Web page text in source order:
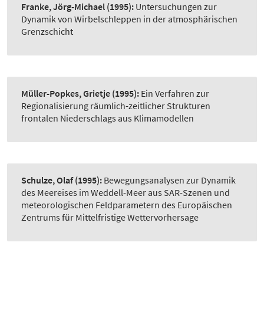
Franke, Jörg-Michael (1995): Untersuchungen zur
Dynamik von Wirbelschleppen in der atmosphärischen
Grenzschicht
Müller-Popkes, Grietje (1995): Ein Verfahren zur
Regionalisierung räumlich-zeitlicher Strukturen
frontalen Niederschlags aus Klimamodellen
Schulze, Olaf (1995): Bewegungsanalysen zur Dynamik
des Meereises im Weddell-Meer aus SAR-Szenen und
meteorologischen Feldparametern des Europäischen
Zentrums für Mittelfristige Wettervorhersage